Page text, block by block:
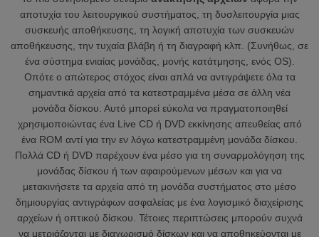
αποτυχία του λειτουργικού συστήματος, τη δυσλειτουργία μιας
συσκευής αποθήκευσης, τη λογική αποτυχία των συσκευών
αποθήκευσης, την τυχαία βλάβη ή τη διαγραφή κλπ. (Συνήθως, σε
ένα σύστημα ενιαίας μονάδας, μονής κατάτμησης, ενός OS).
Οπότε ο απώτερος στόχος είναι απλά να αντιγράψετε όλα τα
σημαντικά αρχεία από τα κατεστραμμένα μέσα σε άλλη νέα
μονάδα δίσκου. Αυτό μπορεί εύκολα να πραγματοποιηθεί
χρησιμοποιώντας ένα Live CD ή DVD εκκίνησης απευθείας από
ένα ROM αντί για την εν λόγω κατεστραμμένη μονάδα δίσκου.
Πολλά CD ή DVD παρέχουν ένα μέσο για τη συναρμολόγηση της
μονάδας δίσκου ή των αφαιρούμενων μέσων και για να
μετακινήσετε τα αρχεία από τη μονάδα συστήματος στο μέσο
δημιουργίας αντιγράφων ασφαλείας με ένα λογισμικό διαχείρισης
αρχείων ή οπτικού δίσκου. Τέτοιες περιπτώσεις μπορούν συχνά
να μετριάζονται με διαχωρισμό δίσκων και να αποθηκεύονται με